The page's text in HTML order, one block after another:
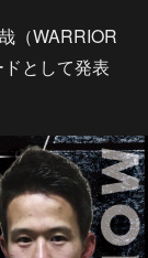
（WARRIOR
として発表